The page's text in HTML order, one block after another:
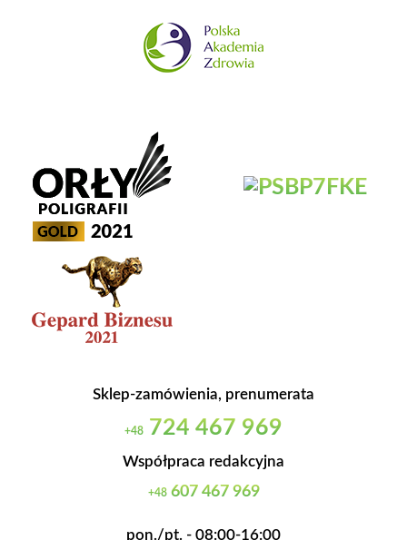
Sklep-zamówienia, prenumerata
+48 724 467 969
Współpraca redakcyjna
+48607 467 969
pon./pt. - 08:00-16:00